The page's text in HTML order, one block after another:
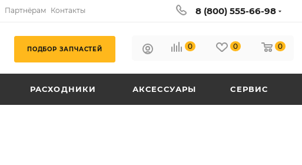
Партнёрам Контакты 8 (800) 555-66-98
ПОДБОР ЗАПЧАСТЕЙ 0 0 0
РАСХОДНИКИ АКСЕССУАРЫ СЕРВИС